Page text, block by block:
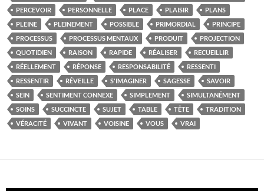
PERCEVOIR
PERSONNELLE PLACE PLAISIR
PLANS
PLEINE
PLEINEMENT POSSIBLE PRIMORDIAL
PRINCIPE
PROCESSUS
PROCESSUS MENTAUX PRODUIT
PROJECTION
QUOTIDIEN
RAISON RAPIDE RÉALISER
RECUEILLIR
RÉELLEMENT
RÉPONSE RESPONSABILITÉ
RESSENTI
RESSENTIR
RÉVEILLE S'IMAGINER SAGESSE
SAVOIR
SEIN
SENTIMENT CONNEXE SIMPLEMENT
SIMULTANÉMENT
SOINS
SUCCINCTE SUJET TABLE TÊTE
TRADITION
VÉRACITÉ
VIVANT VOISINE VOUS VRAI